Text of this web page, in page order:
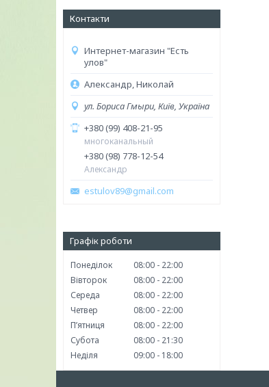
Контакти
Интернет-магазин "Есть
улов"
Александр, Николай
ул. Бориса Гмыри, Київ, Україна
+380 (99) 408-21-95
многоканальный
+380 (98) 778-12-54
Александр
estulov89@gmail.com
Графік роботи
Понеділок 08:00
22:00
Вівторок
08:00
22:00
Середа
08:00
22:00
Четвер
08:00
22:00
Пʼятниця
08:00
22:00
Субота
08:00
21:30
Неділя
09:00 18:00